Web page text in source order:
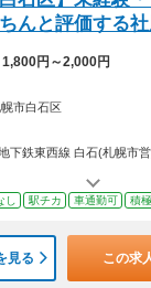
んと評価する社
1,800円～2,000円
市白石区
下鉄東西線 白石(札幌市
駅チカ 車通勤可 積
見る この求